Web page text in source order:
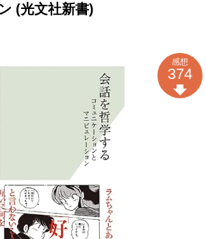
(光文社新書)
感想
374